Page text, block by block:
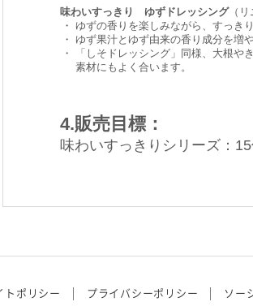
味わいすっきり ゆずドレッシング（リ
・
ゆずの香りを楽しみながら、すっき
・
ゆず果汁とゆず由来の香り成分を増
・
「しそドレッシング」同様、大根
素材にもよく合います。
4.販売目標：
味わいすっきりシリーズ：
トポリシー プライバシーポリシー ソー